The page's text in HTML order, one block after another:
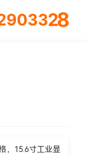
903328
，15.6寸工业显